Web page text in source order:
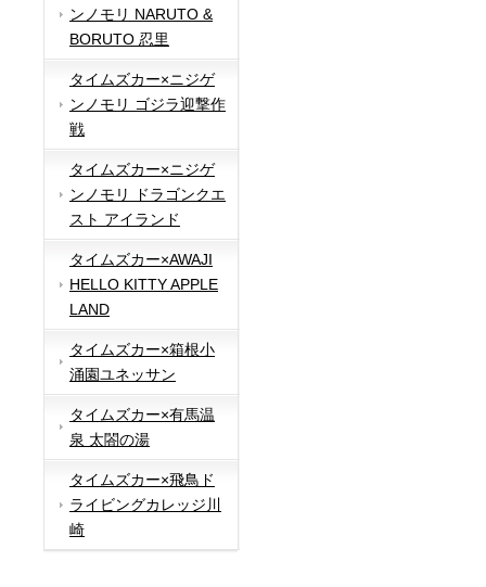
ンノモリ NARUTO &
BORUTO 忍里
タイムズカー×ニジゲ
ンノモリ ゴジラ迎撃作
戦
タイムズカー×ニジゲ
ンノモリ ドラゴンクエ
スト アイランド
タイムズカー×AWAJI
HELLO KITTY APPLE
LAND
タイムズカー×箱根小
涌園ユネッサン
タイムズカー×有馬温
泉 太閤の湯
タイムズカー×飛鳥ド
ライビングカレッジ川
崎